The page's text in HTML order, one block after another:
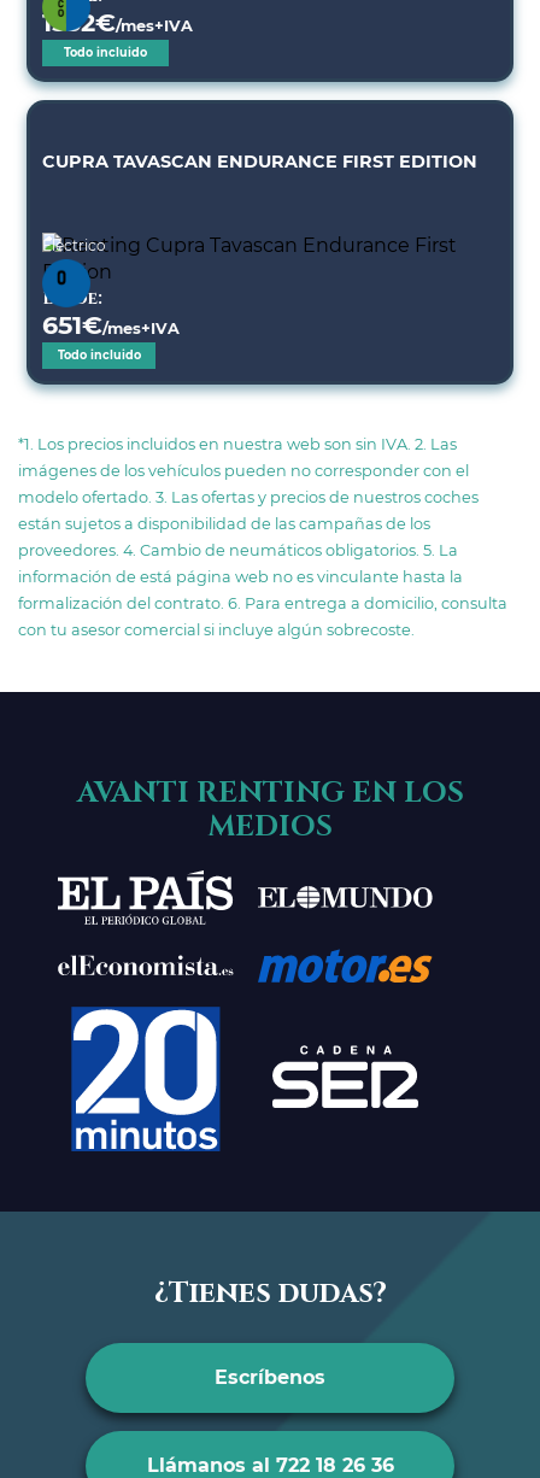
1532€/mes+IVA
Todo incluido
CUPRA TAVASCAN ENDURANCE FIRST EDITION
Eléctrico
Desde:
651€/mes+IVA
Todo incluido
*1. Los precios incluidos en nuestra web son sin IVA. 2. Las
imágenes de los vehículos pueden no corresponder con el
modelo ofertado. 3. Las ofertas y precios de nuestros coches
están sujetos a disponibilidad de las campañas de los
proveedores. 4. Cambio de neumáticos obligatorios. 5. La
información de está página web no es vinculante hasta la
formalización del contrato. 6. Para entrega a domicilio, consulta
con tu asesor comercial si incluye algún sobrecoste.
AVANTI RENTING EN LOS
MEDIOS
¿Tienes dudas?
Escríbenos
Llámanos al 722 18 26 36